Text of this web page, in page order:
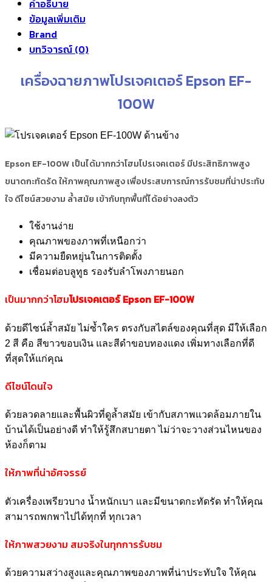
was:
฿27,900.00.฿25,900.00.
คำอธิบาย
ข้อมูลเพิ่มเติม
Brand
บทวิจารณ์ (0)
เครื่องฉายภาพโปรเจคเตอร์ Epson EF-
100W
Epson EF-100W เป็นได้มากกว่าโฮมโปรเจคเตอร์ มีประสิทธิภาพสูง
ขนาดกะทัดรัด ให้ภาพคุณภาพสูง เพื่อประสบการณ์การรับชมที่น่าประทับ
ใจ ดีไซน์สวยงาม ล้ำสมัย เข้ากับทุกพื้นที่ได้อย่างลงตัว
ใช้งานง่าย
คุณภาพของภาพที่เหนือกว่า
มีความยืดหยุ่นในการติดตั้ง
เชื่อมต่อบลูทูธ รองรับลำโพงภายนอก
เป็นมากกว่าโฮมโปรเจคเตอร์ Epson EF-100W
ด้วยดีไซน์ล้ำสมัย ไม่ซ้ำใคร ตรงกับสไตล์ของคุณที่สุด มีให้เลือก
2 สี คือ สีขาวขอบเงิน และสีดำขอบทองแดง เพิ่มทางเลือกที่ดี
ที่สุดให้แก่คุณ
ดีไซน์โดนใจ
ด้วยลวดลายและพื้นผิวที่ดูล้ำสมัย เข้ากับสภาพแวดล้อมภายใน
บ้านได้เป็นอย่างดี ทำให้รู้สึกสบายตา ไม่ว่าจะวางส่วนไหนของ
ห้องก็ตาม
ให้ภาพที่น่าอัศจรรย์
ตัวเครื่องเพรียวบาง น้ำหนักเบา และมีขนาดกะทัดรัด ทำให้คุณ
สามารถพกพาไปได้ทุกที่ ทุกเวลา
ให้ภาพสวยงาม สมจริงในทุกการรับชม
ด้วยความสว่างสูงและคุณภาพของภาพที่น่าประทับใจ ให้คุณ